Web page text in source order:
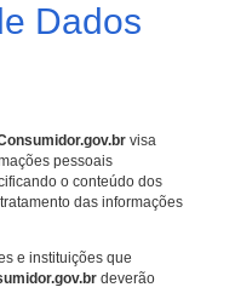
Dados
visa
pessoais
o conteúdo dos
das informações
e instituições que
deverão